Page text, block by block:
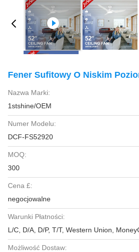
Fener Sufitowy O Niskim
Nazwa Marki:
1stshine/OEM
Numer Modelu:
DCF-FS52920
MOQ:
300
Cena £:
negocjowalne
Warunki Płatności:
L/C, D/A, D/P, T/T, Western Union,
Możliwość Dostaw: